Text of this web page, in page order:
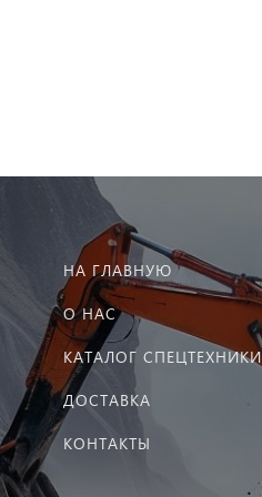
НА ГЛАВНУЮ
О НАС
КАТАЛОГ
ДОСТАВКА
КОНТАКТЫ